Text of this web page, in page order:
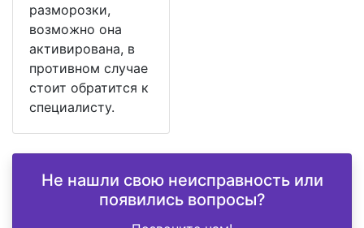
разморозки,
возможно она
активирована, в
противном случае
стоит обратится к
специалисту.
Не нашли свою неисправность или
появились вопросы?